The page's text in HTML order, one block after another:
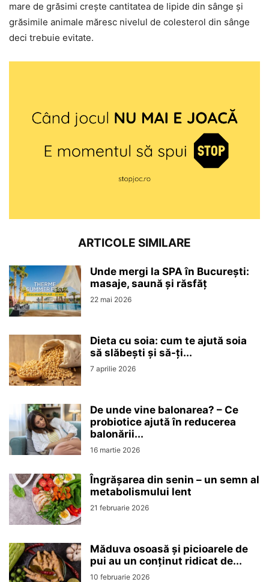
mare de grăsimi crește cantitatea de lipide din sânge și
grăsimile animale măresc nivelul de colesterol din sânge
deci trebuie evitate.
ARTICOLE SIMILARE
Unde mergi la SPA în București:
masaje, saună și răsfăț
22 mai 2026
Dieta cu soia: cum te ajută soia
să slăbești și să-ți...
7 aprilie 2026
De unde vine balonarea? – Ce
probiotice ajută în reducerea
balonării...
16 martie 2026
Îngrășarea din senin – un semn al
metabolismului lent
21 februarie 2026
Măduva osoasă și picioarele de
pui au un conținut ridicat de...
10 februarie 2026